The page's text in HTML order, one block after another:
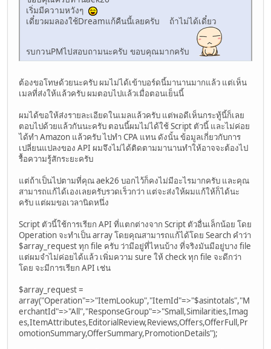
เริ่มมีความหวังๆ
เดี๋ยวผมลองใช้Dreamแก้คืนนี้เลยครับ ถ้าไม่ได้เดี๋ยว
รบกวนPMไปสอบถามนะครับ ขอบคุณมากครับ
ต้องขอโทษด้วยนะครับ ผมไม่ได้เข้าบอร์ดนี้มานานมากแล้ว แต่เห็น
เมลที่ส่งให้แล้วครับ ผมตอบไปแล้วเมื่อตอนเย็นนี้
ผมได้ขอให้ส่งรายละเอียดในเมลแล้วครับ แต่พอดีเห็นกระทู้นี้ก็เลย
ตอบไปด้วยแล้วกันนะครับ ตอนนี้ผมไม่ได้ใช้ Script ตัวนี้ และไม่ค่อย
ได้ทำ Amazon แล้วครับ ไปทำ CPA แทน ดังนั้น ข้อมูลเกี่ยวกับการ
เปลี่ยนแปลงของ API ผมจึงไม่ได้ติดตามมานานทำให้อาจจะต้องไป
รื้อความรู้สักระยะครับ
แต่ถ้าเป็นไปตามที่คุณ aek26 บอกไว้ก็คงไม่มีอะไรมากครับ และคุณ
สามารถแก้ได้เองเลยครับรวดเร็วกว่า แต่จะส่งให้ผมแก้ให้ก็ได้นะ
ครับ แต่ผมขอเวลานิดหนึ่ง
Script ตัวนี้ใช้การเรียก API ที่แตกต่างจาก Script ตัวอื่นเล็กน้อย โดย
Operation จะทำเป็น array โดยคุณสามารถแก้ได้โดย Search คำว่า
$array_request ทุก file ครับ ว่ามีอยู่ที่ไหนบ้าง ที่จริงมันมีอยู่บาง file
แต่ผมจำไม่ค่อยได้แล้ว เพิ่มความ sure ให้ check ทุก file จะดีกว่า
โดย จะมีการเรียก API เช่น
$array_request =
array("Operation"=>"ItemLookup","ItemId"=>"$asintotals","M
erchantId"=>"All","ResponseGroup"=>"Small,Similarities,Imag
es,ItemAttributes,EditorialReview,Reviews,Offers,OfferFull,Pr
omotionSummary,OfferSummary,PromotionDetails");